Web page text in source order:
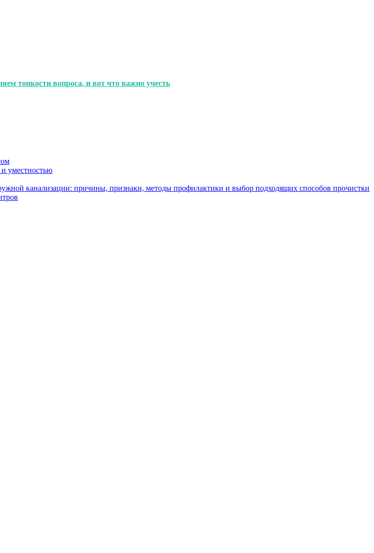
тонкости вопроса, и вот что важно учесть
уместностью
канализации: причины, признаки, методы профилактики и выбор подходящих способов прочистки